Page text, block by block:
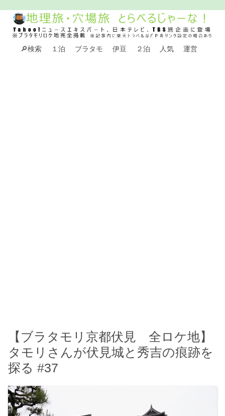
🔎検索 １泊 ブラタモ 伊豆 ２泊 人気 運営
【ブラタモリ京都伏見 全ロケ地】
タモリさんが伏見城と秀吉の痕跡を
探る #37